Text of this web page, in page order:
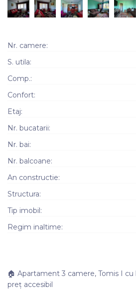
Nr. camere:
S. utila:
Comp.:
Confort:
Etaj:
Nr. bucatarii:
Nr. bai:
Nr. balcoane:
An constructie:
Structura:
Tip imobil:
Regim inaltime:
🏠 Apartament 3 camere, Tomis I
preț accesibil